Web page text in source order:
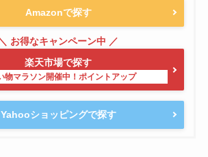
Amazonで探す
楽天市場で探す
Yahooショッピングで探す